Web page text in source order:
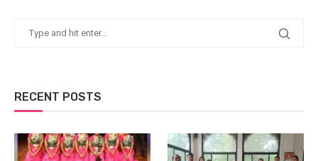
RECENT POSTS